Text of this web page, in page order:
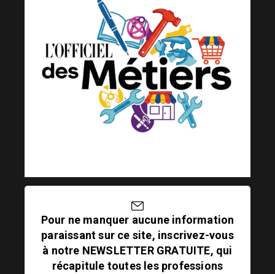
Pour ne manquer aucune information
paraissant sur ce site, inscrivez-vous
à notre NEWSLETTER GRATUITE, qui
récapitule toutes les professions